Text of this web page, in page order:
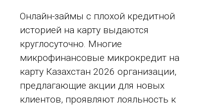
Онлайн-займы с плохой кредитной
историей на карту выдаются
круглосуточно. Многие
микрофинансовые микрокредит на
карту Казахстан 2026 организации,
предлагающие акции для новых
клиентов, проявляют лояльность к